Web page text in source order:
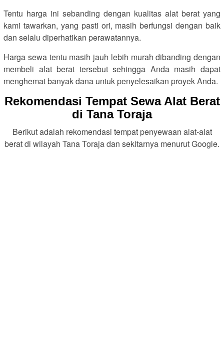
Tentu harga ini sebanding dengan kualitas alat berat yang
kami tawarkan, yang pasti ori, masih berfungsi dengan baik
dan selalu diperhatikan perawatannya.
Harga sewa tentu masih jauh lebih murah dibanding dengan
membeli alat berat tersebut sehingga Anda masih dapat
menghemat banyak dana untuk penyelesaikan proyek Anda.
Rekomendasi Tempat Sewa Alat Berat
di Tana Toraja
Berikut adalah rekomendasi tempat penyewaan alat-alat
berat di wilayah Tana Toraja dan sekitarnya menurut Google.